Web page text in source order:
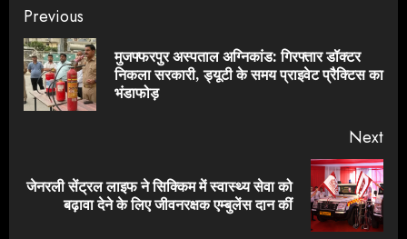
Continue
Reading
Previous
मुजफ्फरपुर अस्पताल अग्निकांड: गिरफ्तार डॉक्टर
निकला सरकारी, ड्यूटी के समय प्राइवेट प्रैक्टिस का
भंडाफोड़
Next
Next
जेनरली सेंट्रल लाइफ ने सिक्किम में स्वास्थ्य सेवा को
बढ़ावा देने के लिए जीवनरक्षक एम्बुलेंस दान कीं